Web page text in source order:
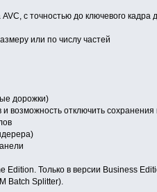
с точностью до ключевого кадра
или по числу частей
дорожки)
возможность отключить
Только в версии Business
Batch Splitter).